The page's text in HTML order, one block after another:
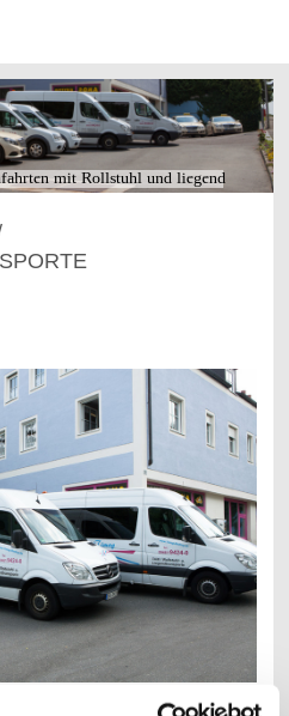
mit Rollstuhl und liegend